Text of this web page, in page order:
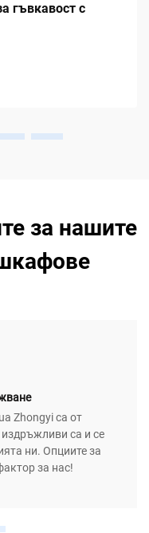
гъвкавост с
за нашите
Zhongyi са от
са и се
ни. Опциите за
за нас!